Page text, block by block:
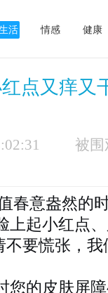
活 情感 健康
点又痒又
18:02:31
春意盎然的
上起小红点
不要慌张，
您的皮肤屏